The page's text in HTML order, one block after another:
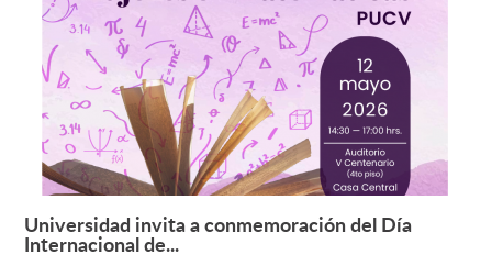
Leer más +
Universidad invita a conmemoración del Día
Internacional de...